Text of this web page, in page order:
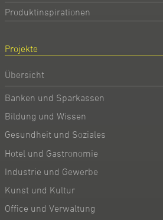
Produktinspirationen
Projekte
Übersicht
Banken und Sparkassen
Bildung und Wissen
Gesundheit und Soziales
Hotel und Gastronomie
Industrie und Gewerbe
Kunst und Kultur
Office und Verwaltung